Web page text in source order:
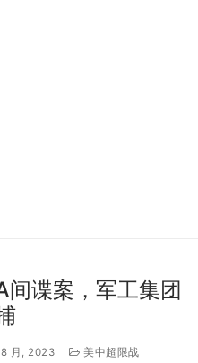
间谍案，军工集团
月, 2023 美中超限战